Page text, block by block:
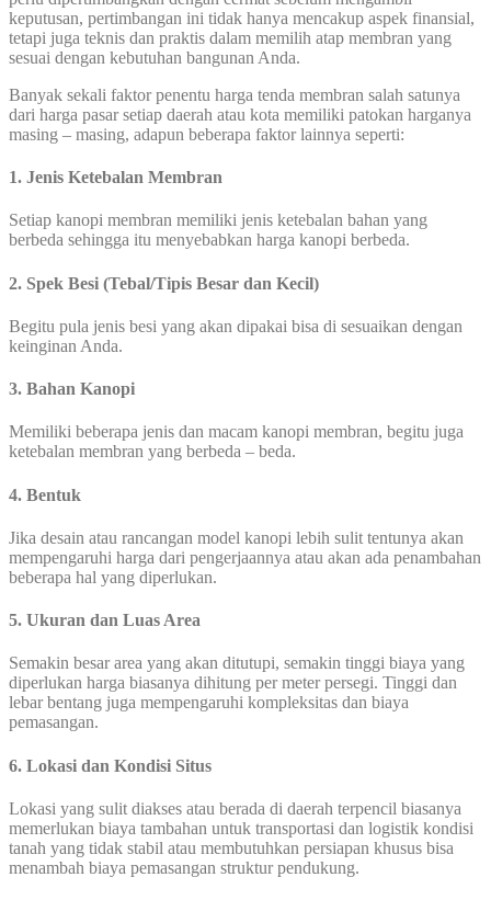
keputusan, pertimbangan ini tidak hanya mencakup aspek finansial,
tetapi juga teknis dan praktis dalam memilih atap membran yang
sesuai dengan kebutuhan bangunan Anda.
Banyak sekali faktor penentu harga tenda membran salah satunya
dari harga pasar setiap daerah atau kota memiliki patokan harganya
masing – masing, adapun beberapa faktor lainnya seperti:
1. Jenis Ketebalan Membran
Setiap kanopi membran memiliki jenis ketebalan bahan yang
berbeda sehingga itu menyebabkan harga kanopi berbeda.
2. Spek Besi (Tebal/Tipis Besar dan Kecil)
Begitu pula jenis besi yang akan dipakai bisa di sesuaikan dengan
keinginan Anda.
3. Bahan Kanopi
Memiliki beberapa jenis dan macam kanopi membran, begitu juga
ketebalan membran yang berbeda – beda.
4. Bentuk
Jika desain atau rancangan model kanopi lebih sulit tentunya akan
mempengaruhi harga dari pengerjaannya atau akan ada penambahan
beberapa hal yang diperlukan.
5. Ukuran dan Luas Area
Semakin besar area yang akan ditutupi, semakin tinggi biaya yang
diperlukan harga biasanya dihitung per meter persegi. Tinggi dan
lebar bentang juga mempengaruhi kompleksitas dan biaya
pemasangan.
6. Lokasi dan Kondisi Situs
Lokasi yang sulit diakses atau berada di daerah terpencil biasanya
memerlukan biaya tambahan untuk transportasi dan logistik kondisi
tanah yang tidak stabil atau membutuhkan persiapan khusus bisa
menambah biaya pemasangan struktur pendukung.